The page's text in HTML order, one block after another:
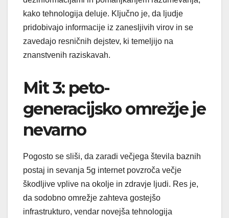
kako tehnologija deluje. Ključno je, da ljudje
pridobivajo informacije iz zanesljivih virov in se
zavedajo resničnih dejstev, ki temeljijo na
znanstvenih raziskavah.
Mit 3: peto-
generacijsko omrežje je
nevarno
Pogosto se sliši, da zaradi večjega števila baznih
postaj in sevanja 5g internet povzroča večje
škodljive vplive na okolje in zdravje ljudi. Res je,
da sodobno omrežje zahteva gostejšo
infrastrukturo, vendar novejša tehnologija